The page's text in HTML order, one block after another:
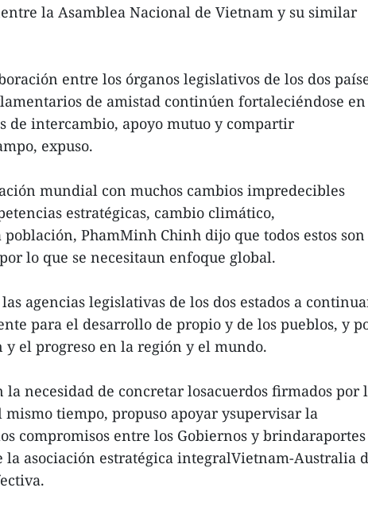
la Asamblea Nacional de Vietnam y su similar
entre los órganos legislativos de los dos
de amistad continúen fortaleciéndose en
de intercambio, apoyo mutuo y compartir
expuso.
mundial con muchos cambios impredecibles
estratégicas, cambio climático,
PhamMinh Chinh dijo que todos estos son
lo que se necesitaun enfoque global.
agencias legislativas de los dos estados a
para el desarrollo de propio y de los pueblos, y
y el progreso en la región y el mundo.
necesidad de concretar losacuerdos firmados por
mismo tiempo, propuso apoyar ysupervisar la
compromisos entre los Gobiernos y brindaraportes
asociación estratégica integralVietnam-Australia